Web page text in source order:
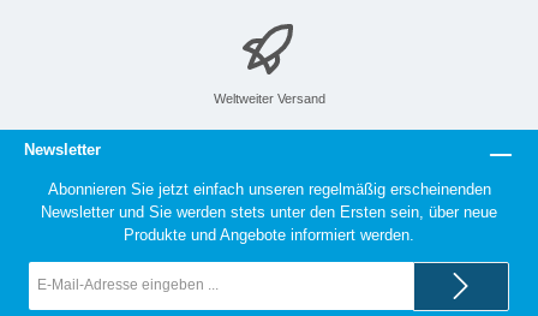
Weltweiter Versand
Newsletter
Abonnieren Sie jetzt einfach unseren regelmäßig erscheinenden
Newsletter und Sie werden stets unter den Ersten sein, über neue
Produkte und Angebote informiert werden.